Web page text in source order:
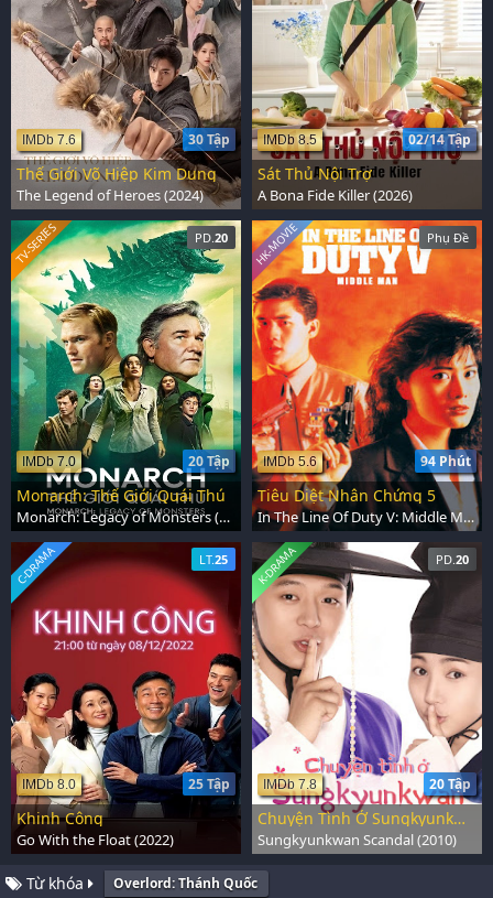
30 Tập
IMDb 7.6
Thế Giới Võ Hiệp Kim Dung
The Legend of Heroes (2024)
02/14 Tập
IMDb 8.5
Sát Thủ Nội Trợ
A Bona Fide Killer (2026)
PD.20
20 Tập
IMDb 7.0
TV-SERIES
Monarch: Thế Giới Quái Thú
Monarch: Legacy of Monsters (2023)
Phụ Đề
94 Phút
IMDb 5.6
HK-MOVIE
Tiêu Diệt Nhân Chứng 5
In The Line Of Duty V: Middle Man (1990)
LT.25
25 Tập
IMDb 8.0
C-DRAMA
Khinh Công
Go With the Float (2022)
PD.20
20 Tập
IMDb 7.8
K-DRAMA
Chuyện Tình Ở Sungkyunkwan
Sungkyunkwan Scandal (2010)
Từ khóa
Overlord: Thánh Quốc